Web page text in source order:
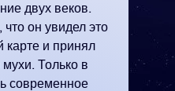
двух веков.
он увидел это
карте и принял
мухи. Только в
современное